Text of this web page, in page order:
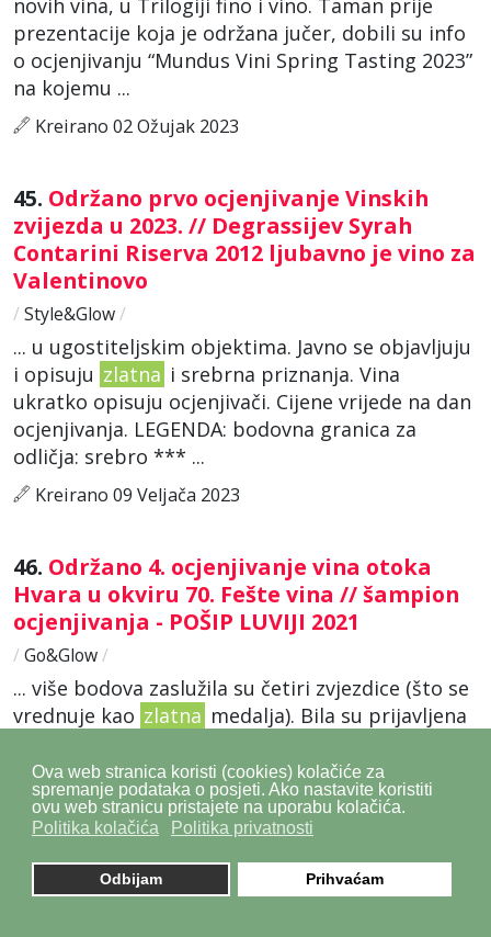
Ova web stranica koristi (cookies) kolačiće za
spremanje podataka o posjeti. Ako nastavite koristiti
ovu web stranicu pristajete na uporabu kolačića.
Politika kolačića
Politika privatnosti
Odbijam Prihvaćam
prezentacije koja je održana jučer, dobili su info
o ocjenjivanju “Mundus Vini Spring Tasting 2023”
na kojemu ...
Kreirano 02 Ožujak 2023
45. Održano prvo ocjenjivanje Vinskih
zvijezda u 2023. // Degrassijev Syrah
Contarini Riserva 2012 ljubavno je vino za
Valentinovo
/ Style&Glow/
... u ugostiteljskim objektima. Javno se objavljuju
i opisuju zlatna i srebrna priznanja. Vina
ukratko opisuju ocjenjivači. Cijene vrijede na dan
ocjenjivanja. LEGENDA: bodovna granica za
odličja: srebro *** ...
Kreirano 09 Veljača 2023
46. Održano 4. ocjenjivanje vina otoka
Hvara u okviru 70. Fešte vina // šampion
ocjenjivanja - POŠIP LUVIJI 2021
/ Go&Glow/
... više bodova zaslužila su četiri zvjezdice (što se
vrednuje kao zlatna medalja). Bila su prijavljena
otoka i 11 u kategoriji plavac mali. Predsjednik
komisije ...
Kreirano 29 Kolovoz 2022